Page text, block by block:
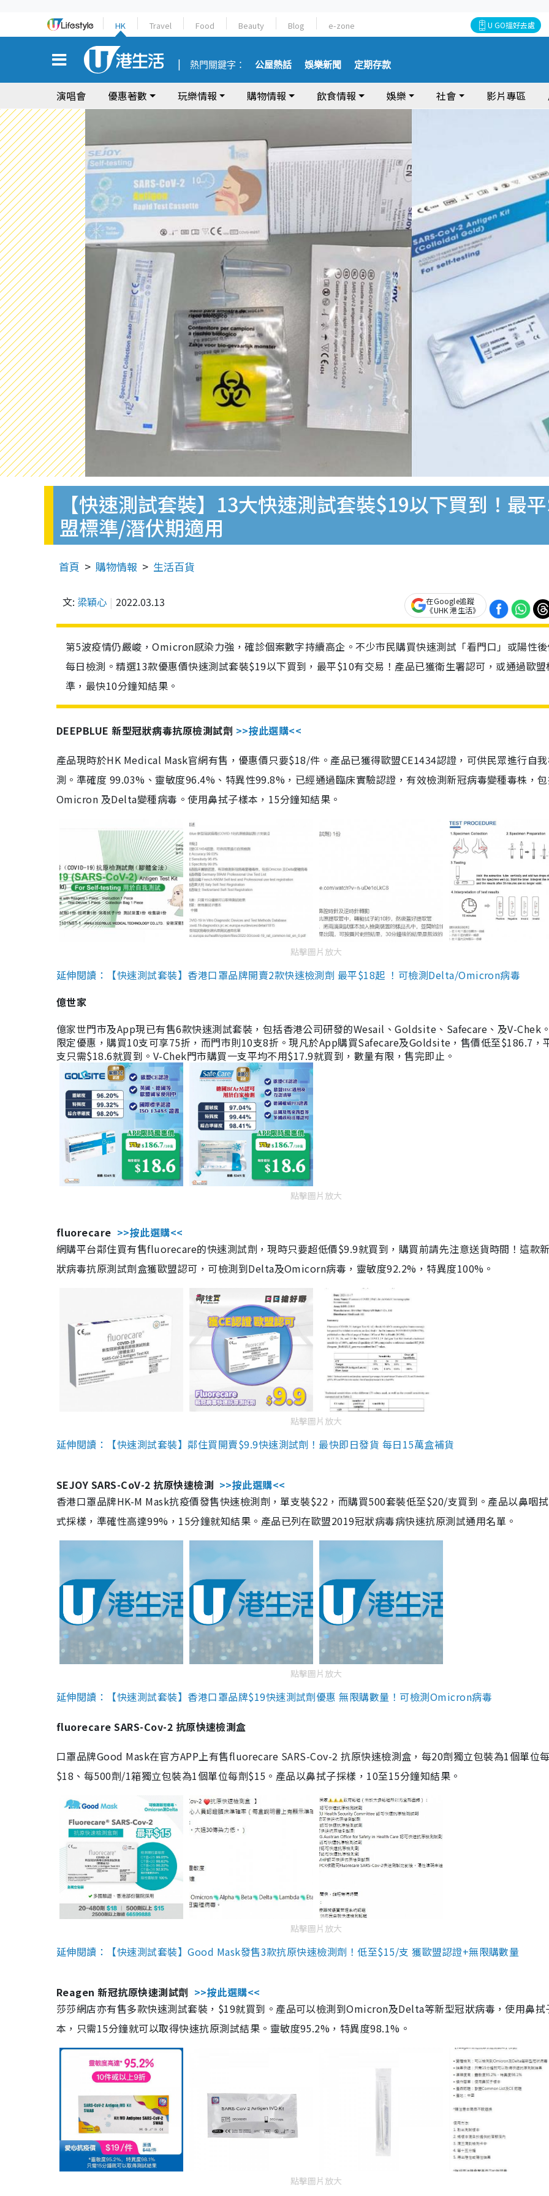
HK Travel Food Beauty Blog e-zone U GO搵好去處
熱門關鍵字： 公屋熱話 娛樂新聞 定期存款
演唱會 優惠著數 玩樂情報 購物情報 飲食情報 娛樂 社會 影片專區
【快速測試套裝】13大快速測試套裝$19以下買到！最
盟標準/潛伏期適用
首頁 購物情報 生活百貨
文: 梁穎心 2022.03.13
在Google追蹤
《UHK 港生活》
第5波疫情仍嚴峻，Omicron感染力強，確診個案數字持續高企。不少市民購買快速測試「看門口」或陽性
每日檢測。精選13款優惠價快速測試套裝$19以下買到，最平$10有交易！產品已獲衛生署認可，或通過歐盟
準，最快10分鐘知結果。
DEEPBLUE 新型冠狀病毒抗原檢測試劑 >>按此選購<<
產品現時於HK Medical Mask官網有售，優惠價只要$18/件。產品已獲得歐盟CE1434認證，可供民眾進行自
測。準確度 99.03%、靈敏度96.4%、特異性99.8%，已經通過臨床實驗認證，有效檢測新冠病毒變種毒株，
Omicron 及Delta變種病毒。使用鼻拭子樣本，15分鐘知結果。
點擊圖片放大
延伸閱讀：【快速測試套裝】香港口罩品牌開賣2款快速檢測劑 最平$18起 ！可檢測Delta/Omicron病毒
億世家
億家世門市及App現已有售6款快速測試套裝，包括香港公司研發的Wesail、Goldsite、Safecare、及V-Chek
限定優惠，購買10支可享75折，而門市則10支8折。現凡於App購買Safecare及Goldsite，售價低至$186.7，
支只需$18.6就買到。V-Chek門市購買一支平均不用$17.9就買到，數量有限，售完即止。
點擊圖片放大
fluorecare >>按此選購<<
網購平台鄰住買有售fluorecare的快速測試劑，現時只要超低價$9.9就買到，購買前請先注意送貨時間！這款
狀病毒抗原測試劑盒獲歐盟認可，可檢測到Delta及Omicorn病毒，靈敏度92.2%，特異度100%。
點擊圖片放大
延伸閱讀：【快速測試套裝】鄰住買開賣$9.9快速測試劑！最快即日發貨 每日15萬盒補貨
SEJOY SARS-CoV-2 抗原快速檢測 >>按此選購<<
香港口罩品牌HK-M Mask抗疫價發售快速檢測劑，單支裝$22，而購買500套裝低至$20/支買到。產品以鼻咽
式採樣，準確性高達99%，15分鐘就知結果。產品已列在歐盟2019冠狀病毒病快速抗原測試通用名單。
點擊圖片放大
延伸閱讀：【快速測試套裝】香港口罩品牌$19快速測試劑優惠 無限購數量！可檢測Omicron病毒
fluorecare SARS-Cov-2 抗原快速檢測盒
口罩品牌Good Mask在官方APP上有售fluorecare SARS-Cov-2 抗原快速檢測盒，每20劑獨立包裝為1個單位
$18、每500劑/1箱獨立包裝為1個單位每劑$15。產品以鼻拭子採樣，10至15分鐘知結果。
點擊圖片放大
延伸閱讀：【快速測試套裝】Good Mask發售3款抗原快速檢測劑！低至$15/支 獲歐盟認證+無限購數量
Reagen 新冠抗原快速測試劑 >>按此選購<<
莎莎網店亦有售多款快速測試套裝，$19就買到。產品可以檢測到Omicron及Delta等新型冠狀病毒，使用鼻拭
本，只需15分鐘就可以取得快速抗原測試結果。靈敏度95.2%，特異度98.1%。
點擊圖片放大